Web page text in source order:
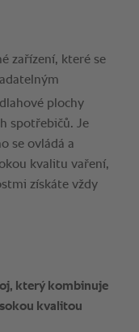
který kombinuje
kvalitou